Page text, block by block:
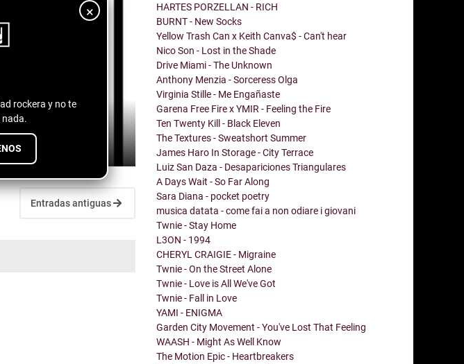
×
rockera y no te
nada.
- conspiranoico
2026
Entradas antiguas
HARTES PORZELLAN - RICH
BURNT - New Socks
Yellow Trash Can x Keith Canva$ - Can't hear
Nico Son - Lost in the Shade
Drive Miami - The Unknown
Anthony Menzia - Sorceress Olga
Virginia Stille - Me Engañaste
Garena Free Fire x YMIR - Feeling the Fire
Ten Twenty Kill - Black Eleven
The Textures - Sweatshort Summer
James Haro In Storage - City Terrace
Luiz San Daza - Desapariciones Triangulares
A Days Wait - So Far Along
Sara Diana - pocket poetry
musica datata - come fai a non odiare i giovani
Twnie - Stay Home
L3ON - 1994
CHERYL CRAIGIE - Migraine
Twnie - On the Street Alone
Twnie - Love is All We've Got
Twnie - Fall in Love
YAMI - ENIGMA
Garden City Movement - You've Lost That Feeling
WAASH - Might As Well Know
The Motion Epic - Heartbreakers